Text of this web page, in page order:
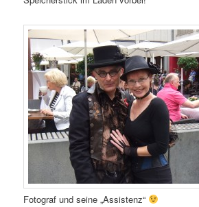
Fotograf und seine „Assistenz“